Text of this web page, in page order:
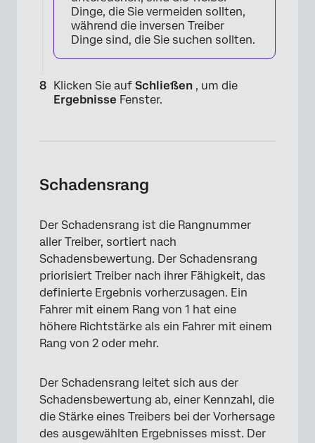
×
Dinge, die Sie vermeiden sollten,
während die inversen Treiber
Dinge sind, die Sie suchen sollten.
Klicken Sie auf Schließen , um die
Ergebnisse Fenster.
Schadensrang
Der Schadensrang ist die Rangnummer
aller Treiber, sortiert nach
Schadensbewertung. Der Schadensrang
priorisiert Treiber nach ihrer Fähigkeit, das
definierte Ergebnis vorherzusagen. Ein
Fahrer mit einem Rang von 1 hat eine
höhere Richtstärke als ein Fahrer mit einem
Rang von 2 oder mehr.
Der Schadensrang leitet sich aus der
Schadensbewertung ab, einer Kennzahl, die
die Stärke eines Treibers bei der Vorhersage
des ausgewählten Ergebnisses misst. Der